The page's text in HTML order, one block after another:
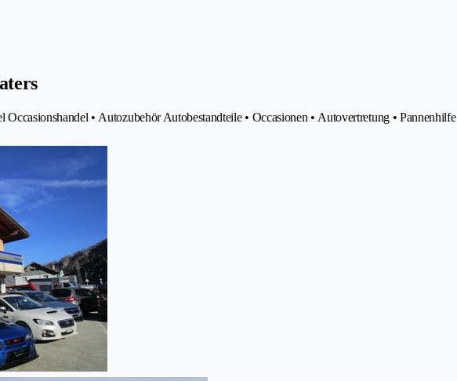
Occasionshandel • Autozubehör Autobestandteile • Occasionen • Autovertretung • Pannenhilfe